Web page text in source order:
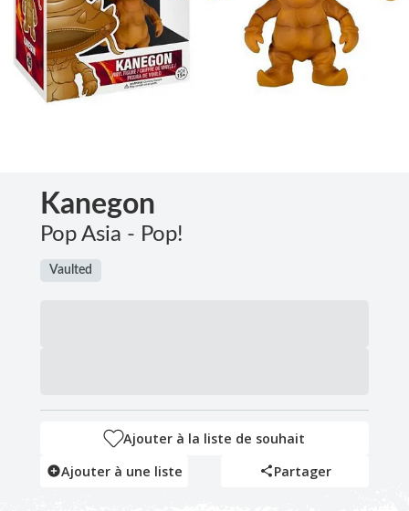
Kanegon
Pop Asia - Pop!
Vaulted
Ajouter à la liste de souhait
Ajouter à une liste
Partager